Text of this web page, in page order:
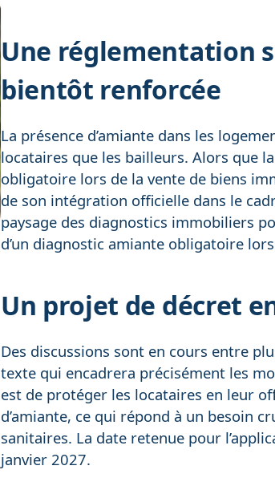
Une réglementation
bientôt renforcée
La présence d’amiante dans les
locataires que les bailleurs. Alors que
obligatoire lors de la vente de biens
de son intégration officielle dans le
paysage des diagnostics immobiliers
d’un diagnostic amiante obligatoire
Un projet de décret
Des discussions sont en cours entre
texte qui encadrera précisément les
est de protéger les locataires en leur
d’amiante, ce qui répond à un besoin
sanitaires. La date retenue pour
janvier 2027.